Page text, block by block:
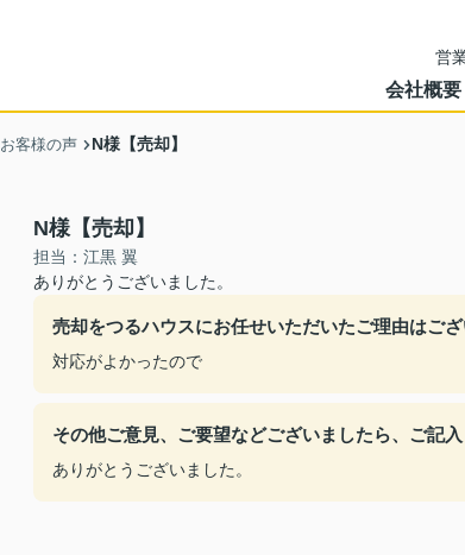
営
会社概要
お客様の声 N様【売却】
N様【売却】
担当：江黒 翼
ありがとうございました。
売却をつるハウスにお任せいただいたご理由はござ
対応がよかったので
その他ご意見、ご要望などございましたら、ご記
ありがとうございました。